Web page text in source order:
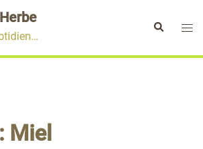
Rechercher
Miel